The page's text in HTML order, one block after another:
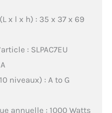
x l x h) : 35 x 37 x 69
: SLPAC7EU
niveaux) : A to G
annuelle : 1000 Watts